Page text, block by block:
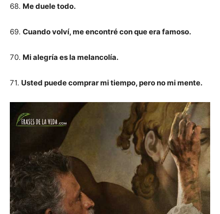
68. Me duele todo.
69. Cuando volví, me encontré con que era famoso.
70. Mi alegría es la melancolía.
71. Usted puede comprar mi tiempo, pero no mi mente.